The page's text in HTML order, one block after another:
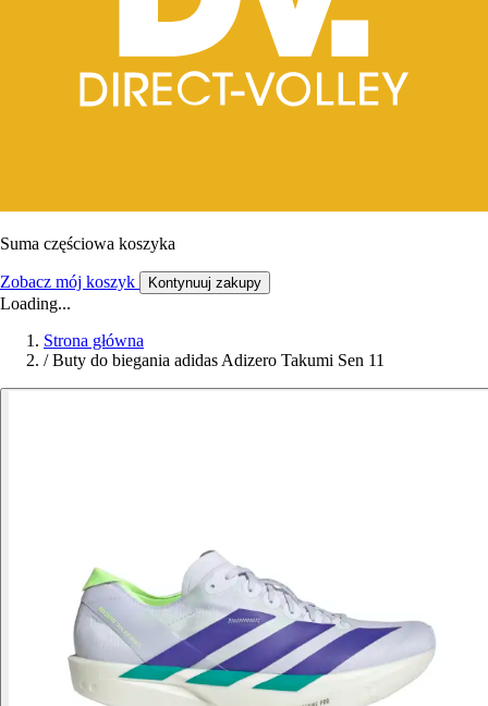
Suma częściowa koszyka
Zobacz mój koszyk Kontynuuj zakupy
Loading...
Strona główna
/ Buty do biegania adidas Adizero Takumi Sen 11